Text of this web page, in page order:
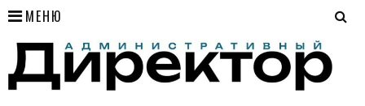
МЕНЮ